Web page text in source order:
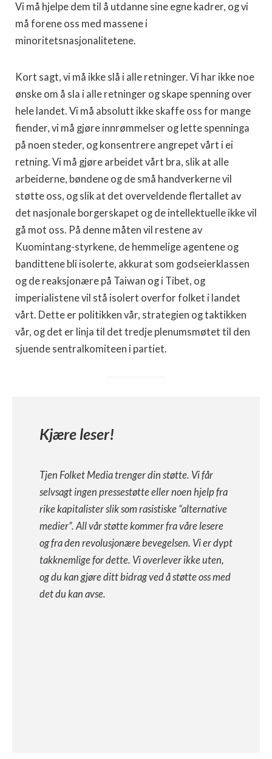
Vi må hjelpe dem til å utdanne sine egne kadrer, og vi
må forene oss med massene i
minoritetsnasjonalitetene.
Kort sagt, vi må ikke slå i alle retninger. Vi har ikke noe
ønske om å sla i alle retninger og skape spenning over
hele landet. Vi må absolutt ikke skaffe oss for mange
fiender, vi må gjøre innrømmelser og lette spenninga
på noen steder, og konsentrere angrepet vårt i ei
retning. Vi må gjøre arbeidet vårt bra, slik at alle
arbeiderne, bøndene og de små handverkerne vil
støtte oss, og slik at det overveldende flertallet av
det nasjonale borgerskapet og de intellektuelle ikke vil
gå mot oss. På denne måten vil restene av
Kuomintang-styrkene, de hemmelige agentene og
bandittene bli isolerte, akkurat som godseierklassen
og de reaksjonære på Taiwan og i Tibet, og
imperialistene vil stå isolert overfor folket i landet
vårt. Dette er politikken vår, strategien og taktikken
vår, og det er linja til det tredje plenumsmøtet til den
sjuende sentralkomiteen i partiet.
Kjære leser!
Tjen Folket Media trenger din støtte. Vi får
selvsagt ingen pressestøtte eller noen hjelp fra
rike kapitalister slik som rasistiske “alternative
medier”. All vår støtte kommer fra våre lesere
og fra den revolusjonære bevegelsen. Vi er dypt
takknemlige for dette. Vi overlever ikke uten,
og du kan gjøre ditt bidrag ved å støtte oss med
det du kan avse.